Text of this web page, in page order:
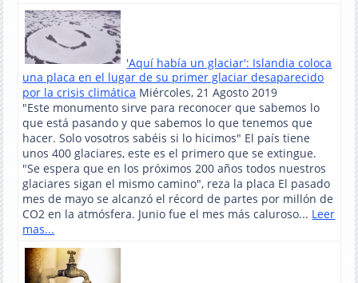
'Aquí había un glaciar': Islandia coloca
una placa en el lugar de su primer glaciar desaparecido
por la crisis climática Miércoles, 21 Agosto 2019
"Este monumento sirve para reconocer que sabemos lo
que está pasando y que sabemos lo que tenemos que
hacer. Solo vosotros sabéis si lo hicimos" El país tiene
unos 400 glaciares, este es el primero que se extingue.
"Se espera que en los próximos 200 años todos nuestros
glaciares sigan el mismo camino", reza la placa El pasado
mes de mayo se alcanzó el récord de partes por millón de
CO2 en la atmósfera. Junio fue el mes más caluroso... Leer
mas...